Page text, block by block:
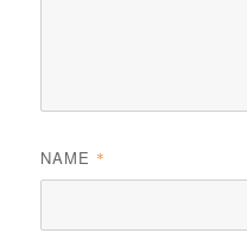
NAME *